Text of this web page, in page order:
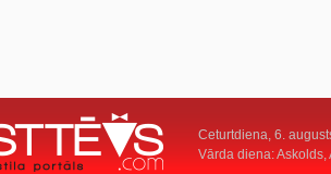
Ceturtdiena, 6.
Vārda diena: Askolds,